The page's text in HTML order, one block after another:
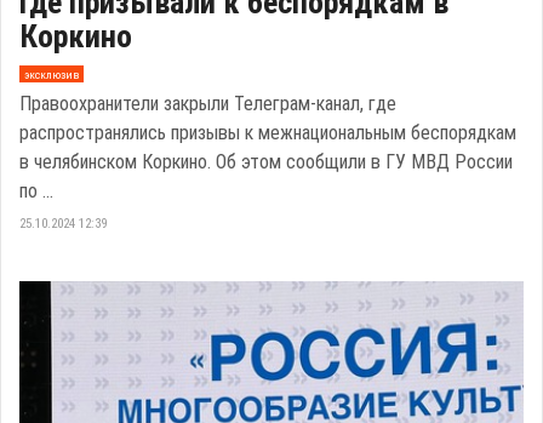
Коркино
эксклюзив
Правоохранители закрыли Телеграм-канал, где
распространялись призывы к межнациональным беспорядкам
в челябинском Коркино. Об этом сообщили в ГУ МВД России
по ...
25.10.2024 12:39